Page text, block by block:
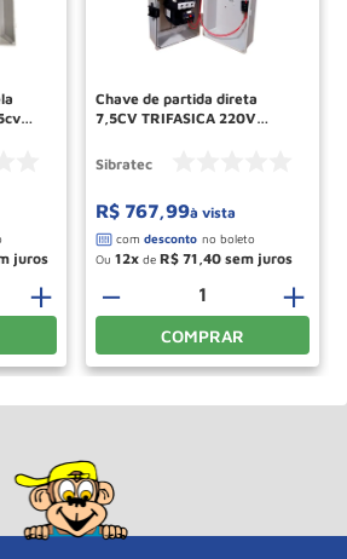
＋
Chave de partida direta
7,5CV TRIFASICA 220V
Sibratec
R$ 767,99à vista
Ou 12 de R$ 71 40
＋
－
COMPRAR